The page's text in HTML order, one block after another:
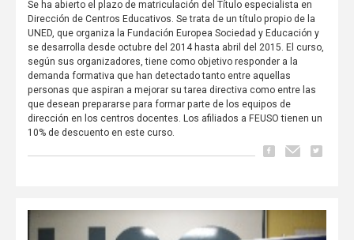
Se ha abierto el plazo de matriculación del Título especialista en
Dirección de Centros Educativos. Se trata de un título propio de la
UNED, que organiza la Fundación Europea Sociedad y Educación y
se desarrolla desde octubre del 2014 hasta abril del 2015. El curso,
según sus organizadores, tiene como objetivo responder a la
demanda formativa que han detectado tanto entre aquellas
personas que aspiran a mejorar su tarea directiva como entre las
que desean prepararse para formar parte de los equipos de
dirección en los centros docentes. Los afiliados a FEUSO tienen un
10% de descuento en este curso.